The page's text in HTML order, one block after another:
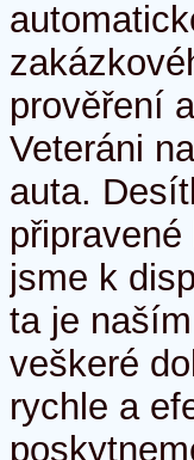
prověření
Veteráni
auta.
jsme k
ta je
veškeré
rychle a